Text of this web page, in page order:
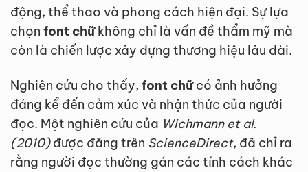
động, thể thao và phong cách hiện đại. Sự lựa
chọn font chữkhông chỉ là vấn đề thẩm mỹ mà
còn là chiến lược xây dựng thương hiệu lâu dài.
Nghiên cứu cho thấy, font chữcó ảnh hưởng
đáng kể đến cảm xúc và nhận thức của người
đọc. Một nghiên cứu của Wichmann et al.
(2010)được đăng trên ScienceDirect, đã chỉ ra
rằng người đọc thường gán các tính cách khác